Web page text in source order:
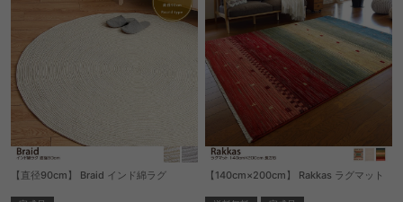
【直径90cm】 Braid インド綿ラグ 【140cm×200cm】 Rakkas ラグマット